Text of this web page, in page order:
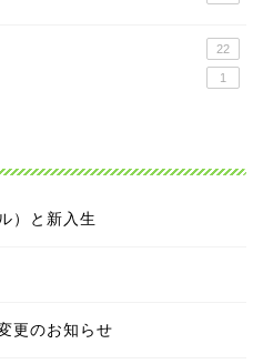
22
1
）と新入生
更のお知らせ